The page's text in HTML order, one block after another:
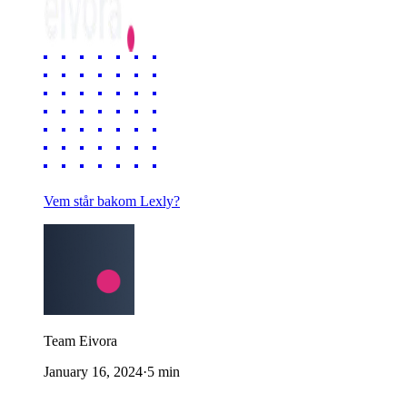
Vem står bakom Lexly?
Team Eivora
January 16, 2024·5 min